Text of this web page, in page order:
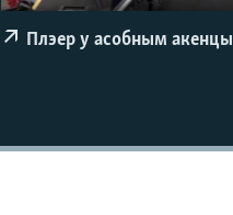
Плэер у асобным акенцы